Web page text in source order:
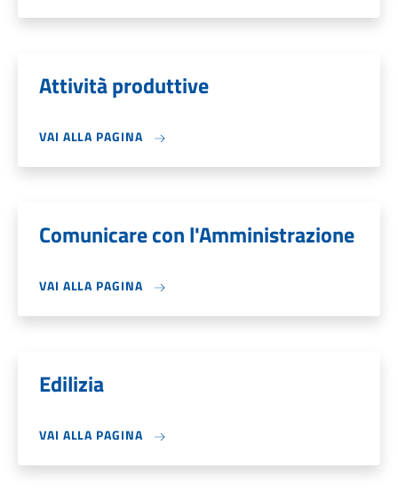
Attività produttive
VAI ALLA PAGINA
Comunicare con l'Amministrazione
VAI ALLA PAGINA
Edilizia
VAI ALLA PAGINA